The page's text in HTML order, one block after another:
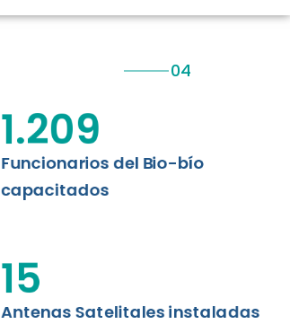
Funcionarios del Bio-bío
capacitados
1.209
Antenas Satelitales instaladas
15